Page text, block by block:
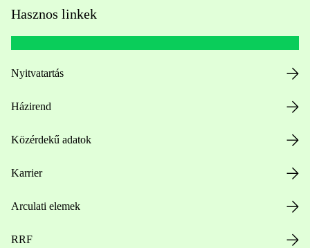
Hasznos linkek
Nyitvatartás
Házirend
Közérdekű adatok
Karrier
Arculati elemek
RRF